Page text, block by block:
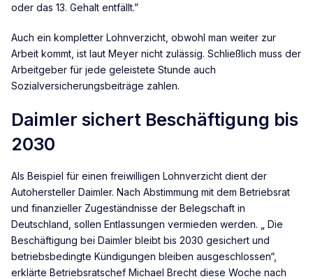
oder das 13. Gehalt entfällt.”
Auch ein kompletter Lohnverzicht, obwohl man weiter zur
Arbeit kommt, ist laut Meyer nicht zulässig. Schließlich muss der
Arbeitgeber für jede geleistete Stunde auch
Sozialversicherungsbeiträge zahlen.
Daimler sichert Beschäftigung bis
2030
Als Beispiel für einen freiwilligen Lohnverzicht dient der
Autohersteller Daimler. Nach Abstimmung mit dem Betriebsrat
und finanzieller Zugeständnisse der Belegschaft in
Deutschland, sollen Entlassungen vermieden werden. „ Die
Beschäftigung bei Daimler bleibt bis 2030 gesichert und
betriebsbedingte Kündigungen bleiben ausgeschlossen“,
erklärte Betriebsratschef Michael Brecht diese Woche nach